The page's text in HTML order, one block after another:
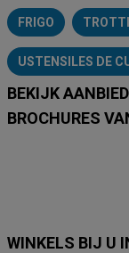
FRIGO
USTENSILES DE
BEKIJK
BROCHURES
WINKELS BIJ U